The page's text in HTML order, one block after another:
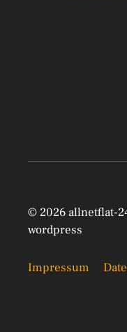
© 2026 allnetflat-
wordpress
Impressum